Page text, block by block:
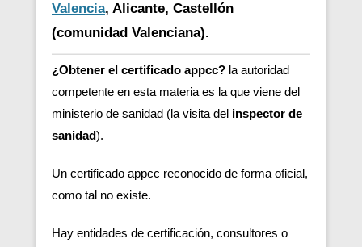
Valencia, Alicante, Castellón
(comunidad Valenciana).
¿Obtener el certificado appcc? la autoridad
competente en esta materia es la que viene del
ministerio de sanidad (la visita del inspector de
sanidad).
Un certificado appcc reconocido de forma oficial,
como tal no existe.
Hay entidades de certificación, consultores o